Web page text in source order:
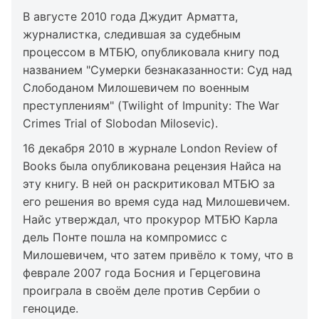
В августе 2010 года Джудит Арматта,
журналистка, следившая за судебным
процессом в МТБЮ, опубликовала книгу под
названием "Сумерки безнаказанности: Суд над
Слободаном Милошевичем по военным
преступлениям" (Twilight of Impunity: The War
Crimes Trial of Slobodan Milosevic).
16 декабря 2010 в журнале London Review of
Books была опубликована рецензия Найса на
эту книгу. В ней он раскритиковал МТБЮ за
его решения во время суда над Милошевичем.
Найс утверждал, что прокурор МТБЮ Карла
дель Понте пошла на компромисс с
Милошевичем, что затем привёло к тому, что в
феврале 2007 года Босния и Герцеговина
проиграла в своём деле против Сербии о
геноциде.